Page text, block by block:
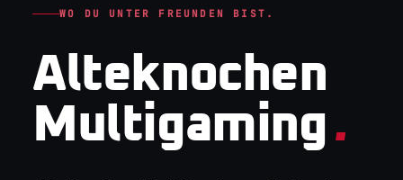
WO DU UNTER FREUNDEN BIST.
Alteknochen
Multigaming.